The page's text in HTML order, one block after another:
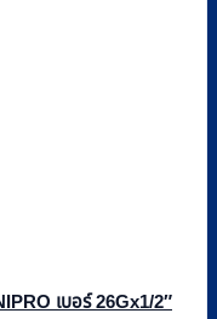
เบอร์ 26Gx1/2″